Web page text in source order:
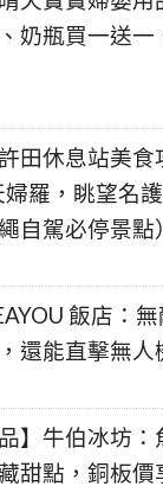
奶瓶買一送一
田休息站美
羅，眺望名
自駕必停景點
飯店：無
還能直擊無人
】牛伯冰坊
甜點，銅板價